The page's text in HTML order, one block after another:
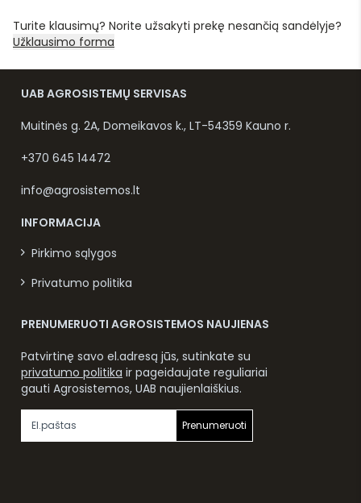
Turite klausimų? Norite užsakyti prekę nesančią sandėlyje?
Užklausimo forma
UAB AGROSISTEMŲ SERVISAS
Muitinės g. 2A, Domeikavos k., LT-54359 Kauno r.
+370 645 14472
info@agrosistemos.lt
INFORMACIJA
Pirkimo sąlygos
Privatumo politika
PRENUMERUOTI AGROSISTEMOS NAUJIENAS
Patvirtinę savo el.adresą jūs, sutinkate su
privatumo politika ir pageidaujate reguliariai
gauti Agrosistemos, UAB naujienlaiškius.
Prenumeruoti